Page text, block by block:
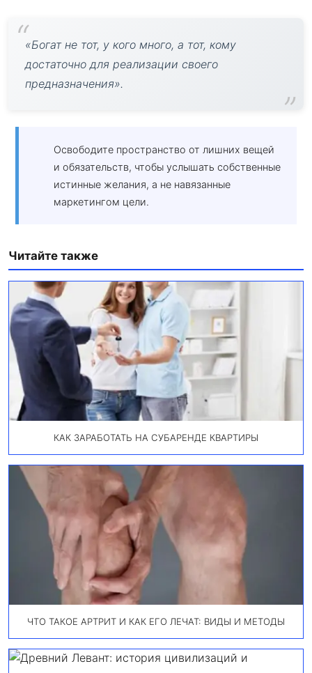
«Богат не тот, у кого много, а тот, кому
достаточно для реализации своего
предназначения».
Освободите пространство от лишних вещей
и обязательств, чтобы услышать собственные
истинные желания, а не навязанные
маркетингом цели.
Читайте также
КАК ЗАРАБОТАТЬ НА СУБАРЕНДЕ КВАРТИРЫ
ЧТО ТАКОЕ АРТРИТ И КАК ЕГО ЛЕЧАТ: ВИДЫ И МЕТОДЫ